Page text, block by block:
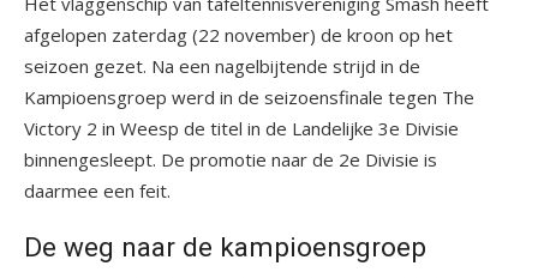
afgelopen zaterdag (22 november) de kroon op het
seizoen gezet. Na een nagelbijtende strijd in de
Kampioensgroep werd in de seizoensfinale tegen The
Victory 2 in Weesp de titel in de Landelijke 3e Divisie
binnengesleept. De promotie naar de 2e Divisie is
daarmee een feit.
De weg naar de kampioensgroep